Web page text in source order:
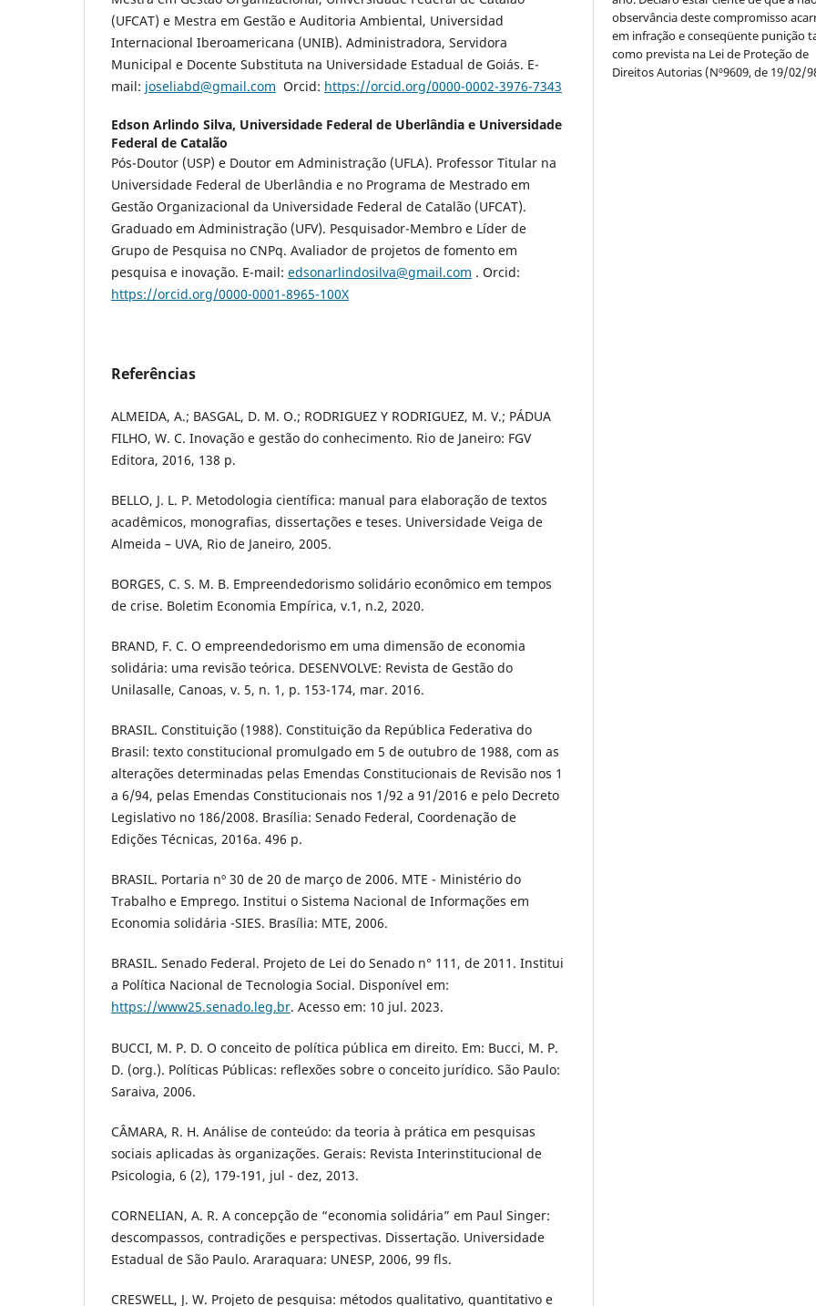
(UFCAT) e Mestra em Gestão e Auditoria Ambiental, Universidad
Internacional Iberoamericana (UNIB). Administradora, Servidora
Municipal e Docente Substituta na Universidade Estadual de Goiás. E-
mail: joseliabd@gmail.com Orcid: https://orcid.org/0000-0002-3976-7343
Edson Arlindo Silva, Universidade Federal de Uberlândia e Universidade
Federal de Catalão
Pós-Doutor (USP) e Doutor em Administração (UFLA). Professor Titular na
Universidade Federal de Uberlândia e no Programa de Mestrado em
Gestão Organizacional da Universidade Federal de Catalão (UFCAT).
Graduado em Administração (UFV). Pesquisador-Membro e Líder de
Grupo de Pesquisa no CNPq. Avaliador de projetos de fomento em
pesquisa e inovação. E-mail: edsonarlindosilva@gmail.com . Orcid:
https://orcid.org/0000-0001-8965-100X
Referências
ALMEIDA, A.; BASGAL, D. M. O.; RODRIGUEZ Y RODRIGUEZ, M. V.; PÁDUA
FILHO, W. C. Inovação e gestão do conhecimento. Rio de Janeiro: FGV
Editora, 2016, 138 p.
BELLO, J. L. P. Metodologia científica: manual para elaboração de textos
acadêmicos, monografias, dissertações e teses. Universidade Veiga de
Almeida – UVA, Rio de Janeiro, 2005.
BORGES, C. S. M. B. Empreendedorismo solidário econômico em tempos
de crise. Boletim Economia Empírica, v.1, n.2, 2020.
BRAND, F. C. O empreendedorismo em uma dimensão de economia
solidária: uma revisão teórica. DESENVOLVE: Revista de Gestão do
Unilasalle, Canoas, v. 5, n. 1, p. 153-174, mar. 2016.
BRASIL. Constituição (1988). Constituição da República Federativa do
Brasil: texto constitucional promulgado em 5 de outubro de 1988, com as
alterações determinadas pelas Emendas Constitucionais de Revisão nos 1
a 6/94, pelas Emendas Constitucionais nos 1/92 a 91/2016 e pelo Decreto
Legislativo no 186/2008. Brasília: Senado Federal, Coordenação de
Edições Técnicas, 2016a. 496 p.
BRASIL. Portaria nº 30 de 20 de março de 2006. MTE - Ministério do
Trabalho e Emprego. Institui o Sistema Nacional de Informações em
Economia solidária -SIES. Brasília: MTE, 2006.
BRASIL. Senado Federal. Projeto de Lei do Senado n° 111, de 2011. Institui
a Política Nacional de Tecnologia Social. Disponível em:
https://www25.senado.leg.br. Acesso em: 10 jul. 2023.
BUCCI, M. P. D. O conceito de política pública em direito. Em: Bucci, M. P.
D. (org.). Políticas Públicas: reflexões sobre o conceito jurídico. São Paulo:
Saraiva, 2006.
CÂMARA, R. H. Análise de conteúdo: da teoria à prática em pesquisas
sociais aplicadas às organizações. Gerais: Revista Interinstitucional de
Psicologia, 6 (2), 179-191, jul - dez, 2013.
CORNELIAN, A. R. A concepção de “economia solidária” em Paul Singer:
descompassos, contradições e perspectivas. Dissertação. Universidade
Estadual de São Paulo. Araraquara: UNESP, 2006, 99 fls.
CRESWELL, J. W. Projeto de pesquisa: métodos qualitativo, quantitativo e
observância deste compromisso
em infração e conseqüente punição
como prevista na Lei de Proteção de
Direitos Autorias (Nº9609, de 19/02/